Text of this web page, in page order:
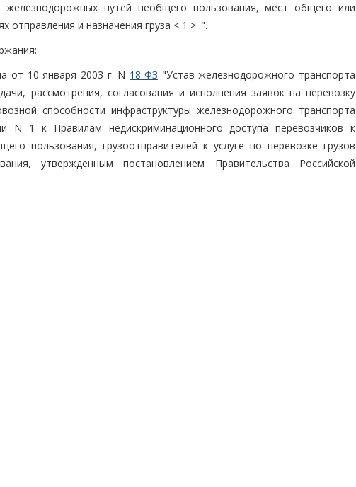
путей необщего пользования, мест общего или
и назначения груза < 1 > .".
от 10 января 2003 г. N 18-ФЗ "Устав железнодорожного транспорта
рассмотрения, согласования и исполнения заявок на перевозку
способности инфраструктуры железнодорожного транспорта
N 1 к Правилам недискриминационного доступа перевозчиков к
пользования, грузоотправителей к услуге по перевозке грузов
утвержденным постановлением Правительства Российской